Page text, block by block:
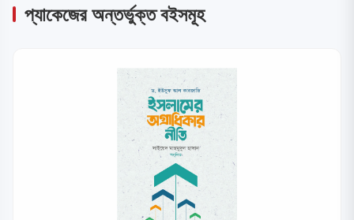
প্যাকেজের অন্তর্ভুক্ত বইসমূহ